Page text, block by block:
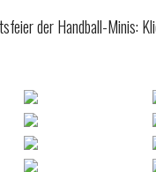
der Handball-Minis: